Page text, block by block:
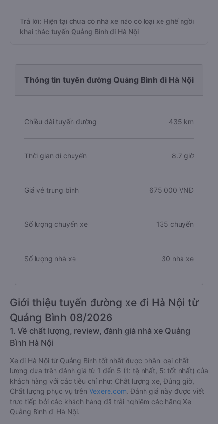
Trả lời: Hiện tại chưa có nhà xe nào có loại xe ghế ngồi
khai thác tuyến Quảng Bình đi Hà Nội
Thông tin tuyến đường Quảng Bình đi Hà Nội
Chiều dài tuyến đường 435 km
Thời gian di chuyển 8.7 giờ
Giá vé trung bình 675.000 VNĐ
Số lượng chuyến xe 135 chuyến
Số lượng nhà xe 30 nhà xe
Giới thiệu tuyến đường xe đi Hà Nội từ
Quảng Bình 08/2026
1. Về chất lượng, review, đánh giá nhà xe Quảng
Bình Hà Nội
Xe đi Hà Nội từ Quảng Bình tốt nhất được phân loại chất
lượng dựa trên đánh giá từ 1 đến 5 (1: tệ nhất, 5: tốt nhất) của
khách hàng với các tiêu chí như: Chất lượng xe, Đúng giờ,
Chất lượng phục vụ trên Vexere.com. Đánh giá này được viết
trực tiếp bởi các khách hàng đã trải nghiệm các hãng Xe
Quảng Bình đi Hà Nội.